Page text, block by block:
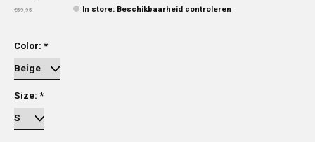
€59,95
In store: Beschikbaarheid controleren
Color: *
Size: *